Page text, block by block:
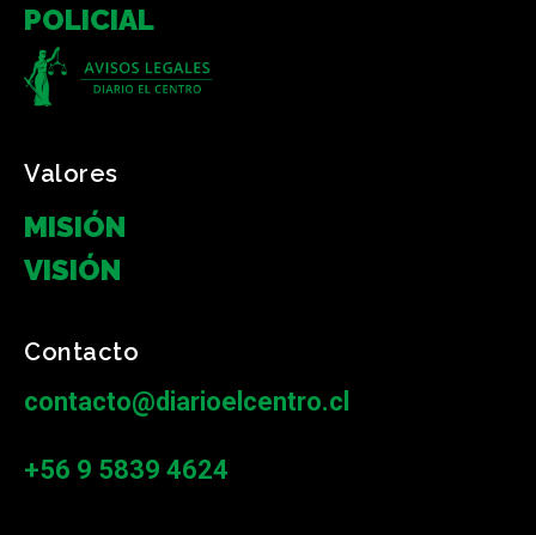
POLICIAL
Valores
MISIÓN
VISIÓN
Contacto
contacto@diarioelcentro.cl
+56 9 5839 4624